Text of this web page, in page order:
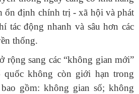
ổn định chính trị - xã hội và phát
tác động nhanh và sâu hơn các
thống.
rộng sang các “không gian mới”
không còn giới hạn trong
gồm: không gian số; không